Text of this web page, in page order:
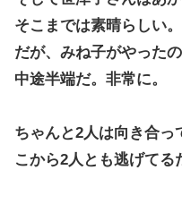
そこまでは素晴らしい。
だが、みね子がやった
中途半端だ。非常に。
ちゃんと2人は向き合
こから2人とも逃げてる